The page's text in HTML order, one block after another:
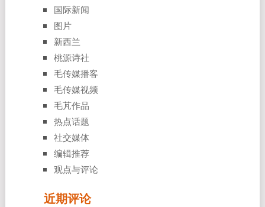
国际新闻
图片
新西兰
桃源诗社
毛传媒播客
毛传媒视频
毛芃作品
热点话题
社交媒体
编辑推荐
观点与评论
近期评论